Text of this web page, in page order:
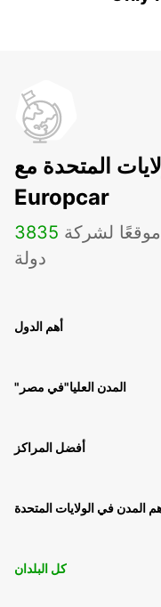
المتحدة مع
Europcar
3835
دولة
أهم الدول
"المدن العليا"في مصر
أفضل المراكز
المدن في الولايات المتحدة
كل البلدان